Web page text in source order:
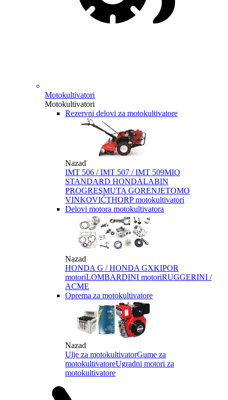
Motokultivatori
Motokultivatori
Rezervni delovi za motokultivatore
Nazad
IMT 506 / IMT 507 / IMT 509MIO
STANDARD HONDALABIN
PROGRESMUTA GORENJETOMO
VINKOVIĆTHORP motokultivatori
Delovi motora motokultivatora
Nazad
HONDA G / HONDA GXKIPOR
motoriLOMBARDINI motoriRUGGERINI /
ACME
Oprema za motokultivatore
Nazad
Ulje za motokultivatorGume za
motokultivatoreUgradni motori za
motokultivatore